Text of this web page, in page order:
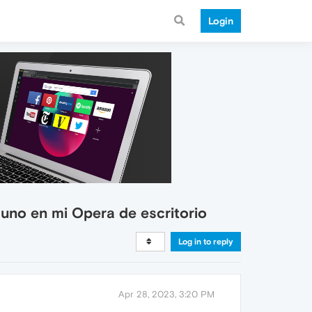
Login
en mi Opera de escritorio
Log in to reply
Apr 28, 2023, 3:20 PM